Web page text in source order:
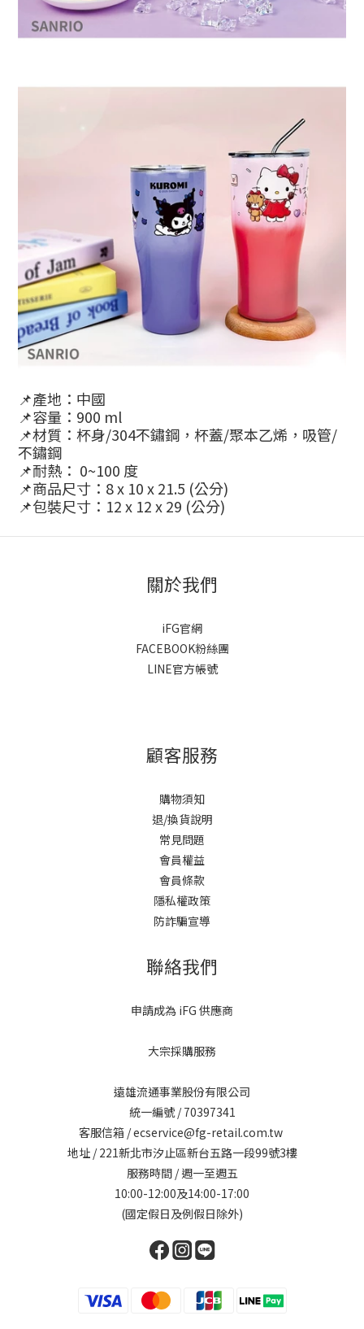
📌產地：中國
📌容量：900 ml
📌材質：杯身/304不鏽鋼，杯蓋/聚本乙烯，吸管/
不鏽鋼
📌耐熱： 0~100 度
📌商品尺寸：8 x 10 x 21.5 (公分)
📌包裝尺寸：12 x 12 x 29 (公分)
關於我們
iFG官網
FACEBOOK粉絲團
LINE官方帳號
顧客服務
購物須知
退/換貨說明
常見問題
會員權益
會員條款
隱私權政策
防詐騙宣導
聯絡我們
申請成為 iFG 供應商
大宗採購服務
遠雄流通事業股份有限公司
統一編號 / 70397341
客服信箱 / ecservice@fg-retail.com.tw
地址 / 221新北市汐止區新台五路一段99號3樓
服務時間 / 週一至週五
10:00-12:00及14:00-17:00
(國定假日及例假日除外)